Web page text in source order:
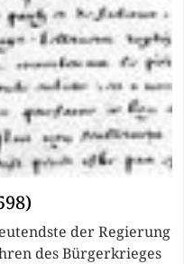
der Regierung
des Bürgerkrieges